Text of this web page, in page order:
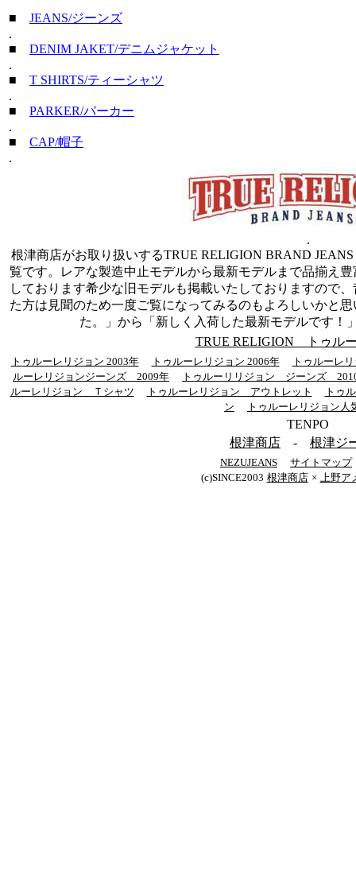
■ JEANS/ジーンズ
.
■ DENIM JAKET/デニムジャケット
.
■ T SHIRTS/ティーシャツ
.
■ PARKER/パーカー
.
■ CAP/帽子
.
.
根津商店がお取り扱いするTRUE RELIGION BRAND
覧です。レアな製造中止モデルから最新モデルまで品揃え
しております希少な旧モデルも掲載いたしておりますので
た方は見聞のため一度ご覧になってみるのもよろしいかと
た。」から「新しく入荷した最新モデルです！
TRUE RELIGION トゥル
トゥルーレリジョン 2003年 トゥルーレリジョン 2006年
トゥルーレ
ルーレリジョンジーンズ 2009年
トゥルーリリジョン ジーンズ
ルーレリジョン Ｔシャツ
トゥルーレリジョン アウトレット
トゥ
ン
トゥルーレリジョン人
TENPO
根津商店 - 根津ジ
NEZUJEANS
サイトマップ
(c)SINCE2003 根津商店 × 上野ア